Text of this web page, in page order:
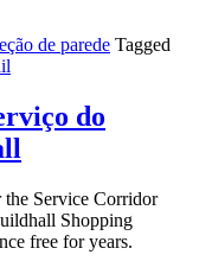
de parede Tagged
do
the Service Corridor
Shopping
free for years.